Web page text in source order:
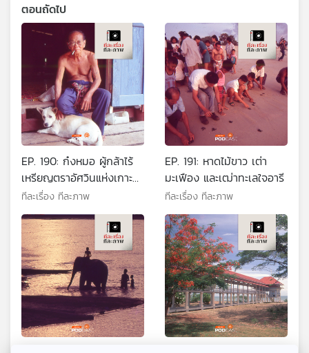
ตอนถัดไป
EP. 190: ก๋งหมอ ผู้กล้าไร้
เหรียญตราอัศวินแห่งเกาะ
ช้าง
ทีละเรื่อง ทีละภาพ
EP. 191: หาดไม้ขาว เต่า
มะเฟือง และเฒ่าทะเลใจอารี
ทีละเรื่อง ทีละภาพ